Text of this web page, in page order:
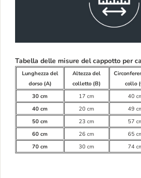
Tabella delle misure del cappotto per
Lunghezza del
dorso (A)
Altezza del
colletto (B)
collo
30 cm
17 cm 40
40 cm
20 cm 49
50 cm
23 cm 57
60 cm
26 cm 65
70 cm
30 cm 74